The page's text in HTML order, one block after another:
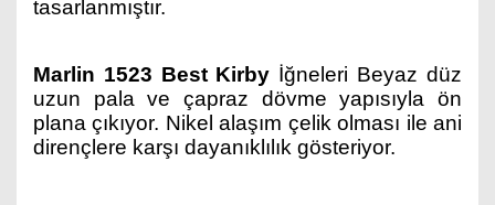
tasarlanmıştır.
Marlin 1523 Best Kirby İğneleri Beyaz düz
uzun pala ve çapraz dövme yapısıyla ön
plana çıkıyor. Nikel alaşım çelik olması ile ani
dirençlere karşı dayanıklılık gösteriyor.